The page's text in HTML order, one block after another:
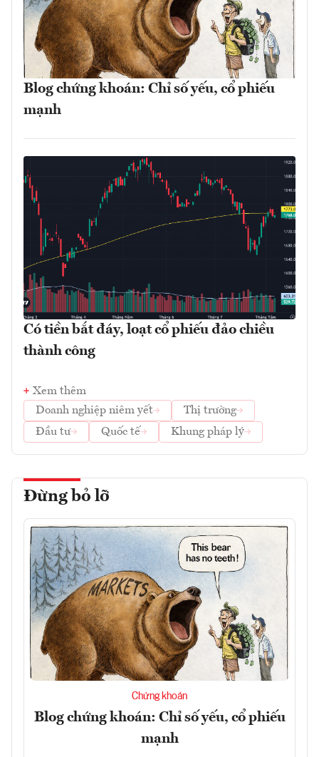
Blog chứng khoán: Chỉ số yếu, cổ phiếu
mạnh
Có tiền bắt đáy, loạt cổ phiếu đảo chiều
thành công
Xem thêm
Doanh nghiệp niêm yết
Thị trường
Đầu tư
Quốc tế Khung pháp lý
Đừng bỏ lỡ
Chứng khoán
Blog chứng khoán: Chỉ số yếu, cổ phiếu
mạnh